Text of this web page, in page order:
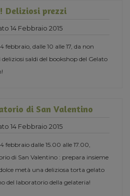
Deliziosi prezzi
14 Febbraio 2015
febbraio, dalle 10 alle 17, da non
deliziosi saldi del bookshop del Gelato
di San Valentino
14 Febbraio 2015
febbraio dalle 15.00 alle 17.00,
di San Valentino : prepara insieme
metà una deliziosa torta gelato
del laboratorio della gelateria!